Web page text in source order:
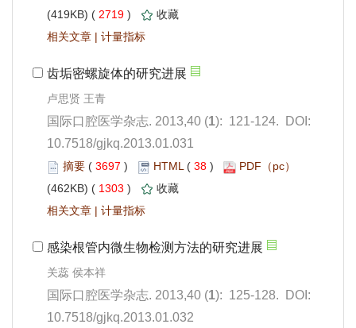
2719 )
|
): 121-124. DOI:
10.7518/gjkq.2013.01.031
3697 ) 38 )
1303 )
|
): 125-128. DOI:
10.7518/gjkq.2013.01.032